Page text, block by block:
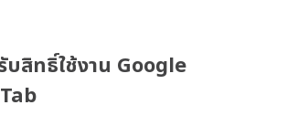
สิทธิ์ใช้งาน Google